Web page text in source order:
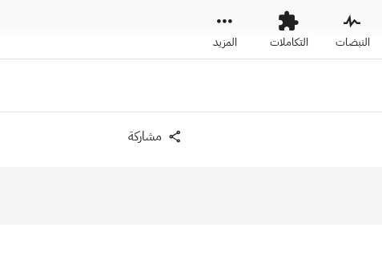
النبضات التكاملات المزيد
مشاركة